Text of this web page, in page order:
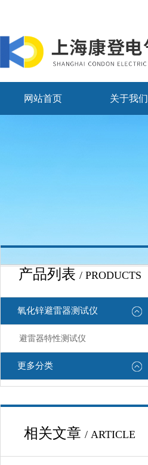
网站首页 关于我们
产品列表 / PRODUCTS
氧化锌避雷器测试仪
避雷器特性测试仪
更多分类
相关文章 / ARTICLE